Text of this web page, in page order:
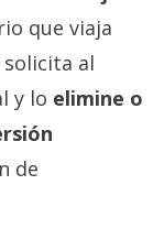
que viaja
al
y lo elimine o
de